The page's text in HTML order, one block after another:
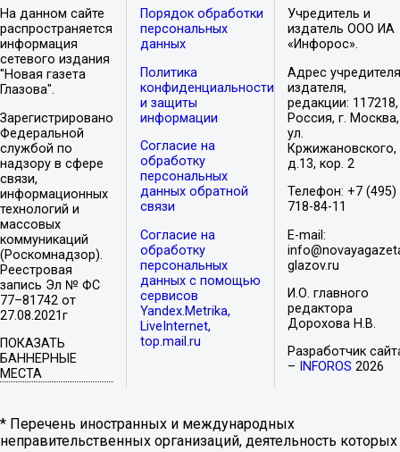
На данном сайте
распространяется
информация
сетевого издания
"Новая газета
Глазова".
Зарегистрировано
Федеральной
службой по
надзору в сфере
связи,
информационных
технологий и
массовых
коммуникаций
(Роскомнадзор).
Реестровая
запись Эл № ФС
77–81742 от
27.08.2021г
ПОКАЗАТЬ
БАННЕРНЫЕ
МЕСТА
Порядок обработки
персональных
данных
Политика
конфиденциальности
и защиты
информации
Согласие на
обработку
персональных
данных обратной
связи
Согласие на
обработку
персональных
данных с помощью
сервисов
Yandex.Metrika,
LiveInternet,
top.mail.ru
Учредитель и
издатель ООО ИА
«Инфорос».
Адрес
издателя,
редакции: 117218,
Россия, г. Москва,
ул.
Кржижановского,
д.13, кор. 2
Телефон: +7 (495)
718-84-11
E-mail:
glazov.ru
И.О. главного
редактора
Дорохова Н.В.
Разработчик
–
INFOROS 2026
* Перечень иностранных и международных
неправительственных организаций, деятельность которых